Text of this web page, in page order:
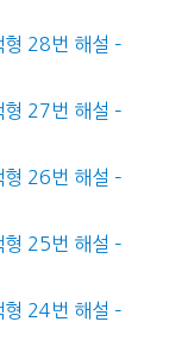
28번 해설 –
27번 해설 –
26번 해설 –
25번 해설 –
24번 해설 –